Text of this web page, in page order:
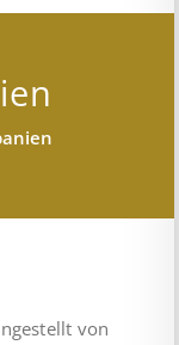
von